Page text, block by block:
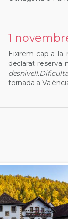
1
Eixirem cap a la
declarat reserva
tornada a